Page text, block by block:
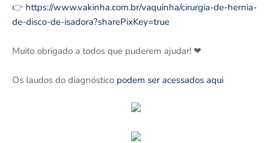
👉 https://www.vakinha.com.br/vaquinha/cirurgia-de-hernia-
de-disco-de-isadora?sharePixKey=true
Muito obrigado a todos que puderem ajudar! ❤
Os laudos do diagnóstico podem ser acessados aqui